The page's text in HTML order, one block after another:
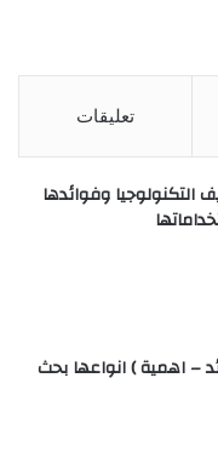
تعليقات
وفوائدها
– اهمية ) انواعها بحث